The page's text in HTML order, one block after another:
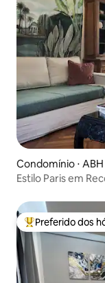
Condomínio ⋅ ABH
Estilo Paris em
Entre os
Preferido dos